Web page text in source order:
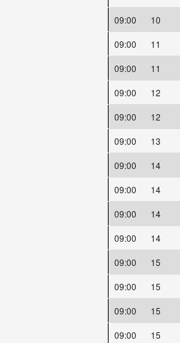
09:00
10
09:00
11
09:00
11
09:00
12
09:00
12
09:00
13
09:00
14
09:00
14
09:00
14
09:00
14
09:00
15
09:00
15
09:00
15
09:00
15